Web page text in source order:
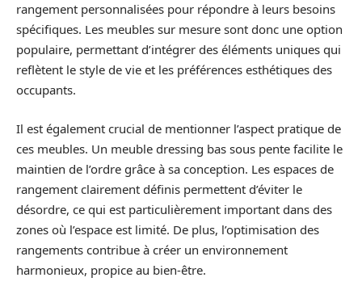
rangement personnalisées pour répondre à leurs besoins
spécifiques. Les meubles sur mesure sont donc une option
populaire, permettant d’intégrer des éléments uniques qui
reflètent le style de vie et les préférences esthétiques des
occupants.
Il est également crucial de mentionner l’aspect pratique de
ces meubles. Un meuble dressing bas sous pente facilite le
maintien de l’ordre grâce à sa conception. Les espaces de
rangement clairement définis permettent d’éviter le
désordre, ce qui est particulièrement important dans des
zones où l’espace est limité. De plus, l’optimisation des
rangements contribue à créer un environnement
harmonieux, propice au bien-être.